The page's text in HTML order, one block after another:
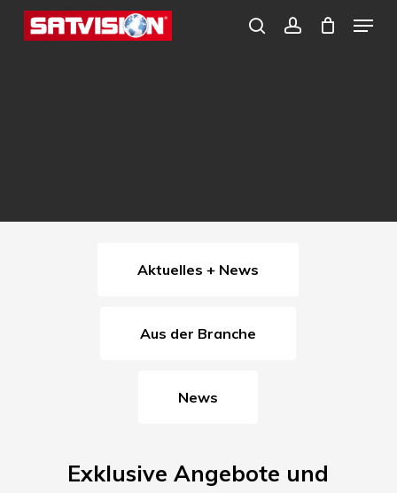
Skip
search
Menu
Aktuelles + News
Aus der Branche
News
Exklusive Angebote und